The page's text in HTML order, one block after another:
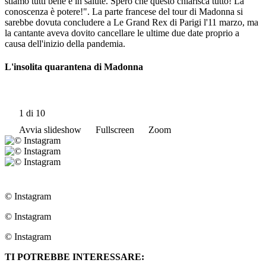
conoscenza è potere!". La parte francese del tour di Madonna si
sarebbe dovuta concludere a Le Grand Rex di Parigi l'11 marzo, ma
la cantante aveva dovito cancellare le ultime due date proprio a
causa dell'inizio della pandemia.
L'insolita quarantena di Madonna
1 di 10
Avvia slideshow
Fullscreen Zoom
© Instagram
© Instagram
© Instagram
TI POTREBBE INTERESSARE: